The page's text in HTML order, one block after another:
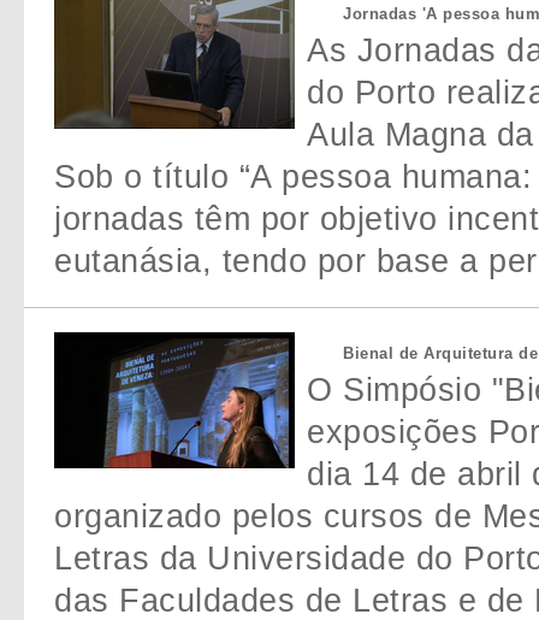
Jornadas 'A pessoa
As Jornadas
do Porto
Aula Magna
Sob o título “A pessoa
jornadas têm por objetivo
eutanásia, tendo por base a
Bienal de Arquitetura
O Simpósio
exposições
dia 14 de abril
organizado pelos cursos de
Letras da Universidade do
das Faculdades de Letras e